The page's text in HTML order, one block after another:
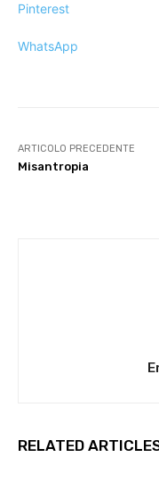
Pinterest
WhatsApp
ARTICOLO PRECEDENTE
Misantropia
RELATED